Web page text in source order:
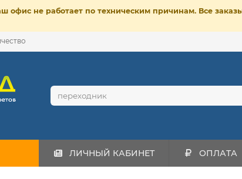
офис не работает по техническим причинам. Все
ЛИЧНЫЙ КАБИНЕТ ОПЛАТА